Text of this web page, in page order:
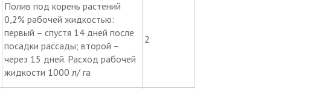
Полив под корень растений
0,2% рабочей жидкостью:
первый – спустя 14 дней после
посадки рассады; второй –
через 15 дней. Расход рабочей
жидкости 1000 л/ га
2